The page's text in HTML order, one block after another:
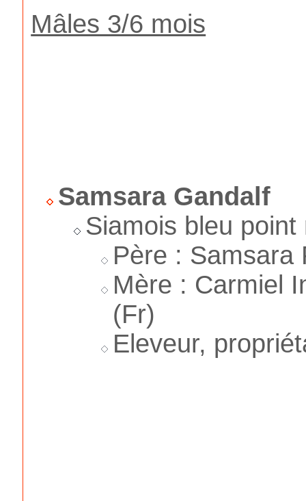
Mâles 3/6 mois
Samsara Gandalf
Siamois bleu
Père : Samsara
Mère : Carmiel
(Fr)
Eleveur,